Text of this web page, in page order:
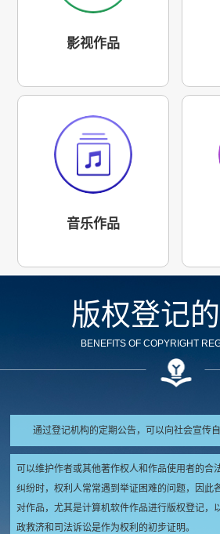
影视作品
音乐作品
版权登记的
BENEFITS OF COPYRIGHT
通过登记机构的定期公告，可以向社会宣传自
可以维护作者或其他著作权人和作品使用者的合
纠纷时，权利人常常遇到举证困难的问题，因此
对作品，尤其是计算机软件作品进行版权登记，
政救济和司法诉讼是作为权利的初步证明。